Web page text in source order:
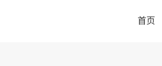
首页